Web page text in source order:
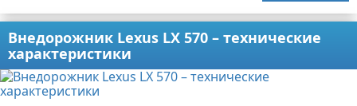
Внедорожник Lexus LX 570 – технические
характеристики